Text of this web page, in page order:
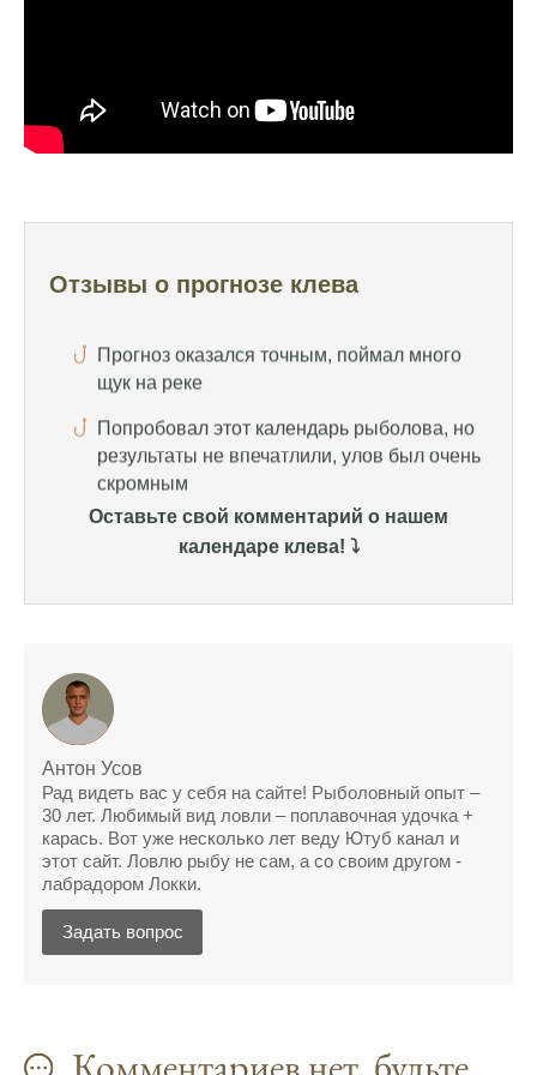
Отзывы о прогнозе клева
иногда нет, это всегда лотерея
скромным
отлично, уловил карпа и налима
Уже второй раз пользуюсь этим прогнозом,
всегда помогает найти активных хищников
Сегодня благодаря прогнозу клева удалось
полной ерундой, ни одной рыбы не поймал
Поймал всего одну рыбу, несмотря на
"удачный" прогноз клева, разочарован
Сегодняшний прогноз клева позволил мне
успешно поймать крупную щуку.
Прогноз клева на рыбалку на следующую
неделю обещает хорошие результаты.
Благодаря лунному календарю и прогнозу
узнать точный прогноз клева на
Оставьте свой комментарий о нашем
календаре клева! ⤵️
Антон Усов
Рад видеть вас у себя на сайте! Рыболовный опыт –
30 лет. Любимый вид ловли – поплавочная удочка +
карась. Вот уже несколько лет веду Ютуб канал и
этот сайт. Ловлю рыбу не сам, а со своим другом -
лабрадором Локки.
Задать вопрос